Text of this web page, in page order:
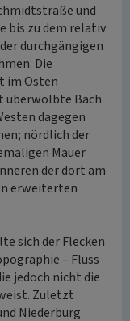
und
bis zu dem relativ
durchgängigen
Die
im Osten
überwölbte Bach
dagegen
nördlich der
Mauer
der dort am
erweiterten
sich der Flecken
– Fluss
jedoch nicht die
Zuletzt
Niederburg